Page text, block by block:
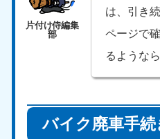
は、引き
ページで
るような
バイク廃車手